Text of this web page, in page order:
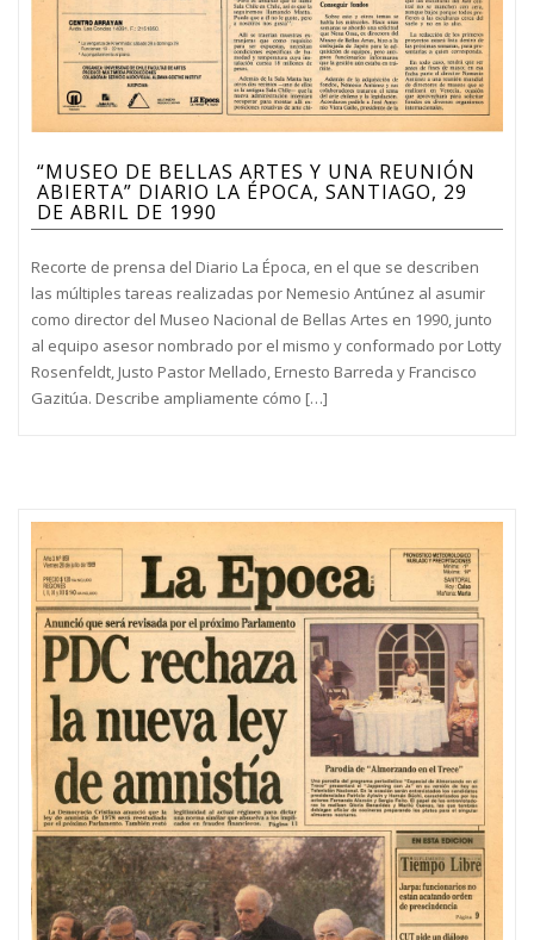
“MUSEO DE BELLAS ARTES Y UNA REUNIÓN
ABIERTA” DIARIO LA ÉPOCA, SANTIAGO, 29
DE ABRIL DE 1990
Recorte de prensa del Diario La Época, en el que se describen
las múltiples tareas realizadas por Nemesio Antúnez al asumir
como director del Museo Nacional de Bellas Artes en 1990, junto
al equipo asesor nombrado por el mismo y conformado por Lotty
Rosenfeldt, Justo Pastor Mellado, Ernesto Barreda y Francisco
Gazitúa. Describe ampliamente cómo […]